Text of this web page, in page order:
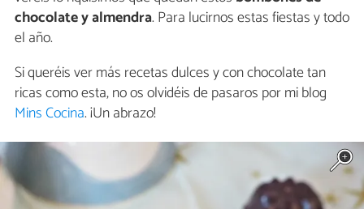
chocolate y almendra. Para lucirnos estas fiestas y todo
el año.
Si queréis ver más recetas dulces y con chocolate tan
ricas como esta, no os olvidéis de pasaros por mi blog
Mins Cocina. ¡Un abrazo!